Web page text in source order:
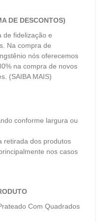
DE DESCONTOS)
de fidelização e
Na compra de
nós oferecemos
na compra de novos
(SAIBA MAIS)
conforme largura ou
retirada dos produtos
nos casos
Com Quadrados